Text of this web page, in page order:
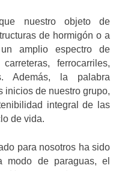
nuestro objeto de
de hormigón o a
amplio espectro de
ferrocarriles,
Además, la palabra
inicios de nuestro grupo,
integral de las
de vida.
para nosotros ha sido
modo de paraguas, el